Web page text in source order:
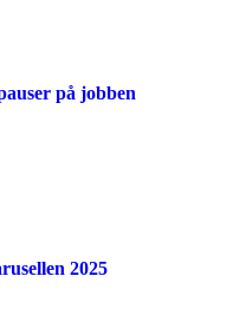
på jobben
2025